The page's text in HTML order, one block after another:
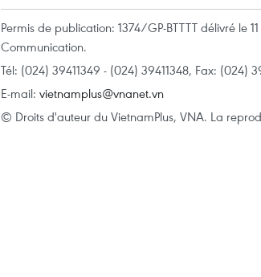
Permis de publication: 1374/GP-BTTTT délivré le
Communication.
Tél: (024) 39411349 - (024) 39411348, Fax: (024)
E-mail: vietnamplus@vnanet.vn
© Droits d'auteur du VietnamPlus, VNA. La